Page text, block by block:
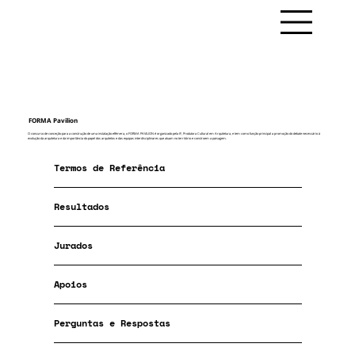
FORMA Pavilion
O concurso de conceção para a construção de uma instalação efêmera, o FORMA PAVILION é organizado pela IF, Produtora Cultural em Arquitetura, e tem como função principal a promoção do debate necessário à
evolução da arquitetura e da importância do papel dos arquitetos e das equipas interdisciplinares que atuam no território e constroem a paisagem.
Termos de Referência
Resultados
Jurados
Apoios
Perguntas e Respostas